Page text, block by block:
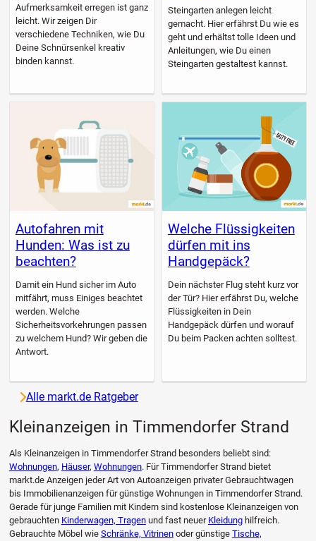
Aufmerksamkeit erregen ist ganz
leicht. Wir zeigen Dir
verschiedene Techniken, wie Du
Deine Schnürsenkel kreativ
binden kannst.
Steingarten anlegen leicht
gemacht. Hier erfährst Du wie es
geht und erhältst tolle Ideen und
Anleitungen, wie Du einen
Steingarten gestaltest kannst.
Autofahren mit
Hunden: Was ist zu
beachten?
Damit ein Hund sicher im Auto
mitfährt, muss Einiges beachtet
werden. Welche
Sicherheitsvorkehrungen passen
zu welchem Hund? Wir geben die
Antwort.
Welche Flüssigkeiten
dürfen mit ins
Handgepäck?
Dein nächster Flug steht kurz vor
der Tür? Hier erfährst Du, welche
Flüssigkeiten in Dein
Handgepäck dürfen und worauf
Du beim Packen achten solltest.
Alle markt.de Ratgeber
Kleinanzeigen in Timmendorfer Strand
Als Kleinanzeigen in Timmendorfer Strand besonders beliebt sind:
Wohnungen, Häuser, Wohnungen. Für Timmendorfer Strand bietet
markt.de Anzeigen jeder Art von Autoanzeigen privater Gebrauchtwagen
bis Immobilienanzeigen für günstige Wohnungen in Timmendorfer Strand.
Gerade für junge Familien mit Kindern sind kostenlose Kleinanzeigen von
gebrauchten Kinderwagen, Tragenund fast neuer Kleidunghilfreich.
Gebrauchte Möbel wie Schränke, Vitrinenoder günstige Tische,